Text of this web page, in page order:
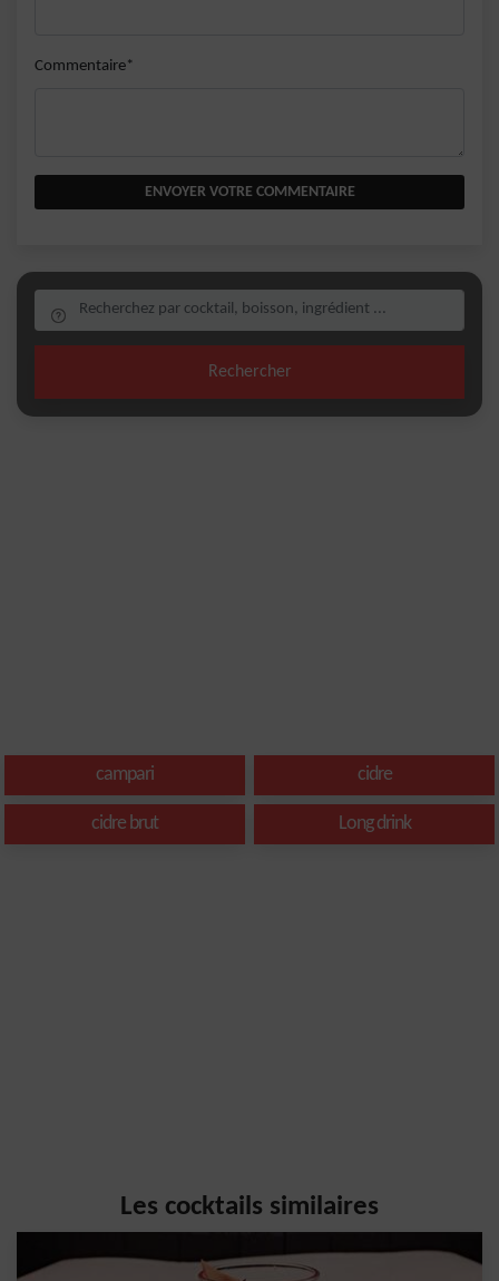
Commentaire*
ENVOYER VOTRE COMMENTAIRE
Rechercher
campari cidre
cidre brut Long drink
Les cocktails similaires